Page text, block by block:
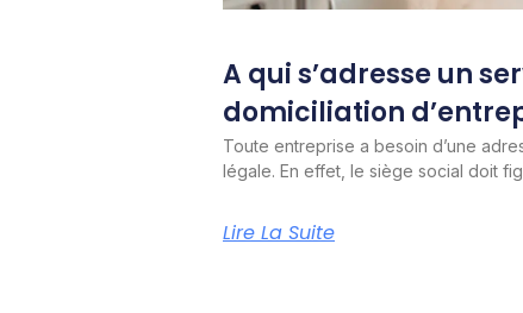
A qui s’adresse un
domiciliation
Toute entreprise a besoin d’une
légale. En effet, le siège social doit
Lire La Suite